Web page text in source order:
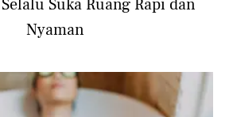
Suka Ruang Rapi dan
Nyaman